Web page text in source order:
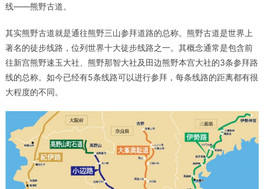
线——熊野古道。
其实熊野古道就是通往熊野三山参拜道路的总称。熊野古道是世界上
著名的徒步线路，位列世界十大徒步线路之一。其概念通常是包含前
往新宫熊野速玉大社、熊野那智大社及田边熊野本宫大社的3条参拜路
线的总称。如今已经有5条线路可以进行参拜，每条线路的距离都有很
大程度的不同。